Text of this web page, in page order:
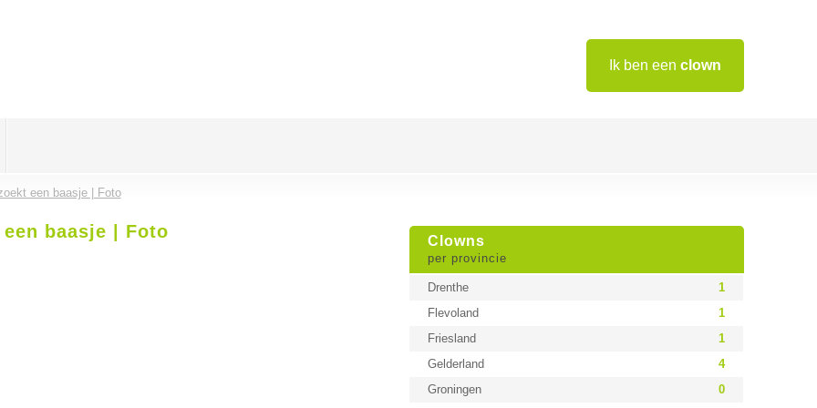
Ik ben een clown
een baasje | Foto
Clowns
per provincie
Drenthe
1
Flevoland
1
Friesland
1
Gelderland
4
Groningen
0
baasje | Foto